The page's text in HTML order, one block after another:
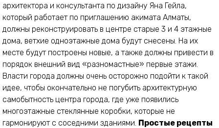
архитектора и консультанта по дизайну Яна Гейла,
который работает по приглашению акимата Алматы,
должны реконструировать в центре старые 3 и 4 этажные
дома, ветхие одноэтажные дома будут снесены. На их
месте будут построены новые, а также должны привести в
порядок внешний вид «разномастные» первые этажи.
Власти города должны очень осторожно подойти к такой
идее, чтобы окончательно не погубить архитектурную
самобытность центра города, где уже появились
многоэтажные стеклянные коробки, которые не
гармонируют с соседними зданиями. Простые рецепты